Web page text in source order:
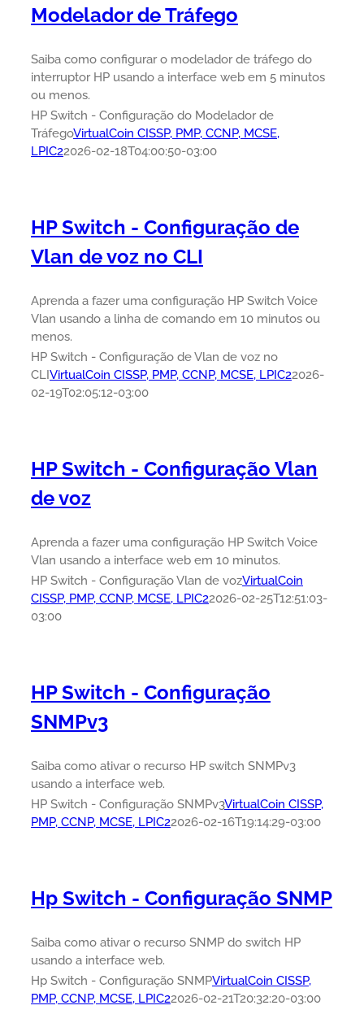
Modelador de Tráfego
Saiba como configurar o modelador de tráfego do
interruptor HP usando a interface web em 5 minutos
ou menos.
HP Switch - Configuração do Modelador de
TráfegoVirtualCoin CISSP, PMP, CCNP, MCSE,
LPIC22026-02-18T04:00:50-03:00
HP Switch - Configuração de
Vlan de voz no CLI
Aprenda a fazer uma configuração HP Switch Voice
Vlan usando a linha de comando em 10 minutos ou
menos.
HP Switch - Configuração de Vlan de voz no
CLIVirtualCoin CISSP, PMP, CCNP, MCSE, LPIC22026-
02-19T02:05:12-03:00
HP Switch - Configuração Vlan
de voz
Aprenda a fazer uma configuração HP Switch Voice
Vlan usando a interface web em 10 minutos.
HP Switch - Configuração Vlan de vozVirtualCoin
CISSP, PMP, CCNP, MCSE, LPIC22026-02-25T12:51:03-
03:00
HP Switch - Configuração
SNMPv3
Saiba como ativar o recurso HP switch SNMPv3
usando a interface web.
HP Switch - Configuração SNMPv3VirtualCoin CISSP,
PMP, CCNP, MCSE, LPIC22026-02-16T19:14:29-03:00
Hp Switch - Configuração SNMP
Saiba como ativar o recurso SNMP do switch HP
usando a interface web.
Hp Switch - Configuração SNMPVirtualCoin CISSP,
PMP, CCNP, MCSE, LPIC22026-02-21T20:32:20-03:00